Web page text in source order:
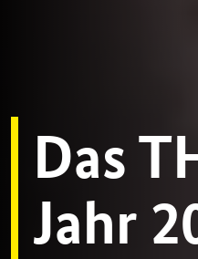
Das
Jahr